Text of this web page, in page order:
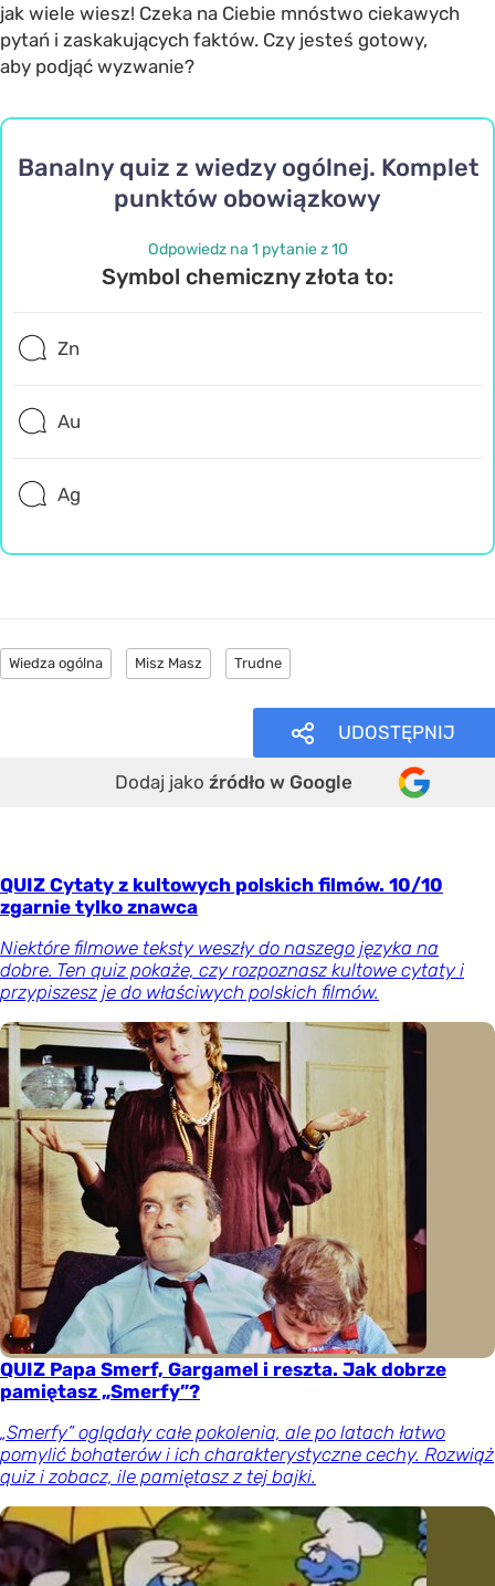
jak wiele wiesz! Czeka na Ciebie mnóstwo ciekawych
pytań i zaskakujących faktów. Czy jesteś gotowy,
aby podjąć wyzwanie?
Banalny quiz z wiedzy ogólnej. Komplet
punktów obowiązkowy
Odpowiedz na 1 pytanie z 10
Symbol chemiczny złota to:
Zn
Au
Ag
Wiedza ogólna Misz Masz Trudne
UDOSTĘPNIJ
Dodaj jako źródło w Google
QUIZ Cytaty z kultowych polskich filmów. 10/10
zgarnie tylko znawca
Niektóre filmowe teksty weszły do naszego języka na
dobre. Ten quiz pokaże, czy rozpoznasz kultowe cytaty i
przypiszesz je do właściwych polskich filmów.
QUIZ Papa Smerf, Gargamel i reszta. Jak dobrze
pamiętasz „Smerfy”?
„Smerfy” oglądały całe pokolenia, ale po latach łatwo
pomylić bohaterów i ich charakterystyczne cechy. Rozwiąż
quiz i zobacz, ile pamiętasz z tej bajki.